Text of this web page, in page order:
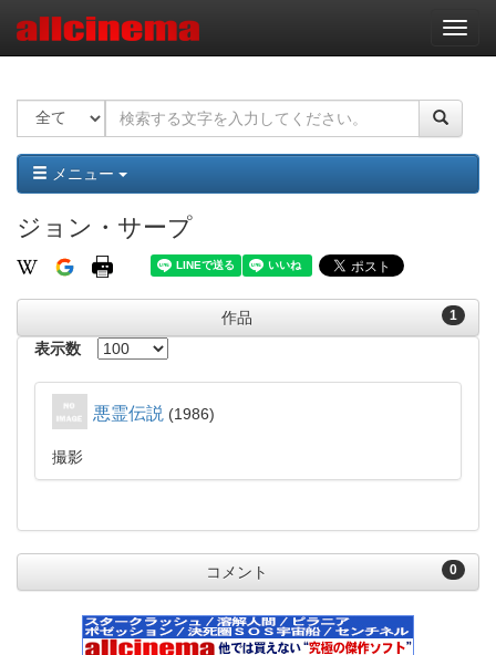
ナ
ビ
ー
ョ
ン
メニュー
ジョン・サープ
1
作品
表示数
悪霊伝説 1986
撮影
0
コメント